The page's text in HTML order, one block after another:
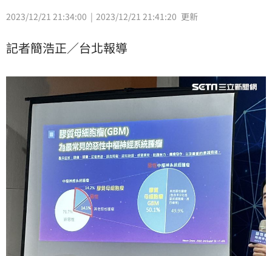
2023/12/21 21:34:00 2023/12/21 21:41:20 更新
記者簡浩正／台北報導